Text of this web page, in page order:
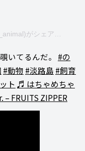
いてるんだ。 #の
#動物 #淡路島 #飼育
ト ♬ はちゃめちゃ
FRUITS ZIPPER